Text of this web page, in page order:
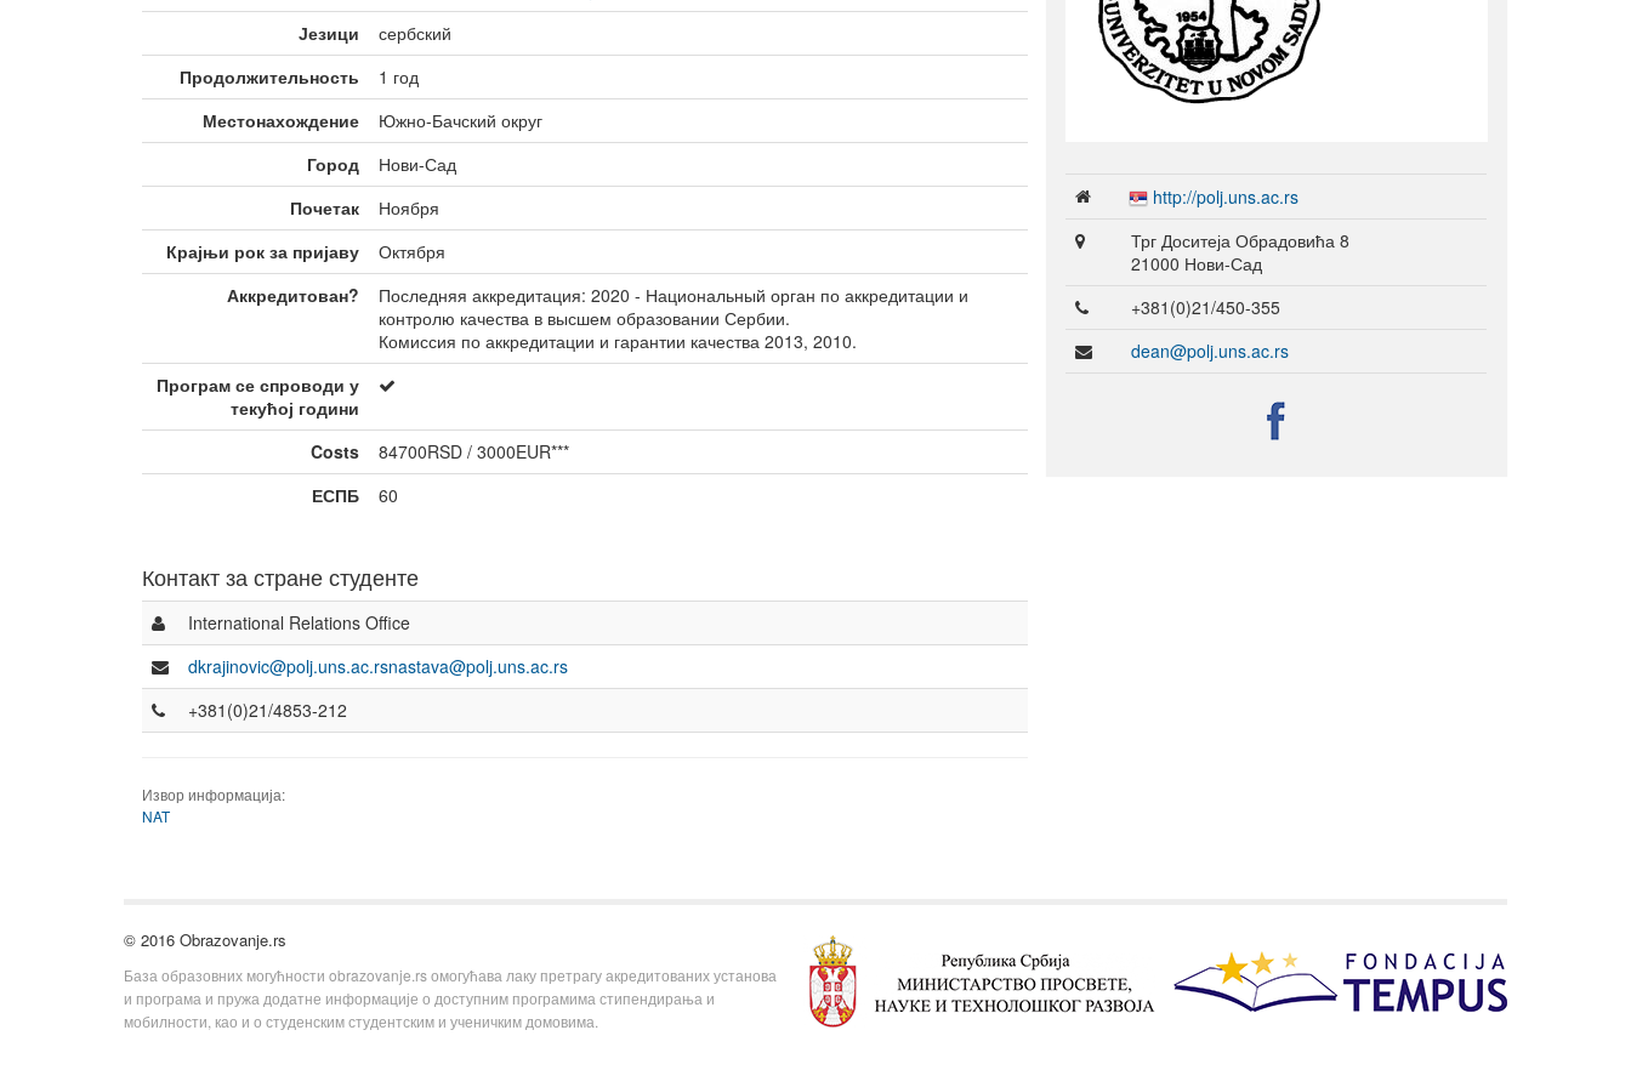
образование
Общежитие
Језици
сербский
Продолжительность
1 год
Местонахождение
Южно-Бачский округ
Город
Нови-Сад
Почетак
Ноября
Крајњи рок за пријаву
Октября
Аккредитован?
Последняя аккредитация: 2020 - Национальный орган по аккредитации и
контролю качества в высшем образовании Сербии.
Комиссия по аккредитации и гарантии качества 2013, 2010.
Програм се спроводи у
текућој години
Costs
84700RSD / 3000EUR***
ЕСПБ
60
Контакт за стране студенте
International Relations Office
dkrajinovic@polj.uns.ac.rsnastava@polj.uns.ac.rs
+381(0)21/4853-212
Извор информација:
NAT
http://polj.uns.ac.rs
Трг Доситеја Обрадовића 8
21000 Нови-Сад
+381(0)21/450-355
dean@polj.uns.ac.rs
© 2016 Obrazovanje.rs
База образовних могућности obrazovanje.rs омогућава лаку претрагу акредитованих установа
и програма и пружа додатне информације о доступним програмима стипендирања и
мобилности, као и о студенским студентским и ученичким домовима.